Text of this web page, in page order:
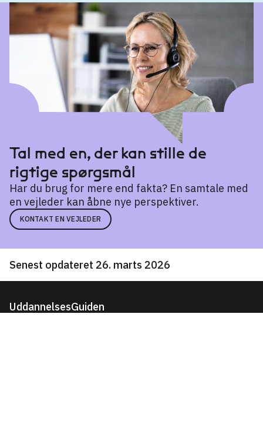
Ambulancebehandler
Autohjælp
Kranfører
Lufthavnsuddannelsen
Tal med en, der kan stille de
rigtige spørgsmål
Har du brug for mere end fakta? En samtale med
en vejleder kan åbne nye perspektiver.
KONTAKT EN VEJLEDER
Senest opdateret 26. marts 2026
UddannelsesGuiden